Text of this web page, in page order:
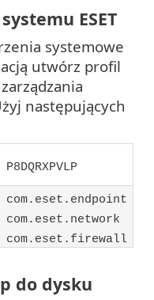
ESET
systemowe
utwórz profil
następujących
P8DQRXPVLP
com.eset.endpoint
com.eset.network
com.eset.firewall
do dysku